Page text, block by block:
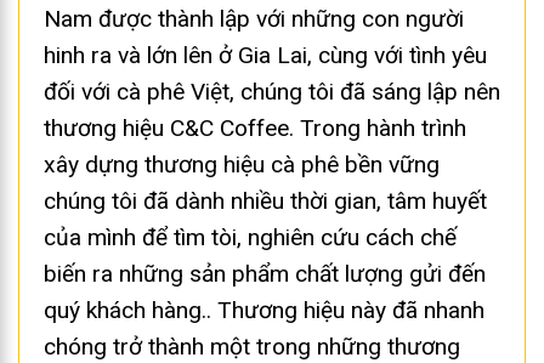
Nam được thành lập với những con người
hinh ra và lớn lên ở Gia Lai, cùng với tình yêu
đối với cà phê Việt, chúng tôi đã sáng lập nên
thương hiệu C&C Coffee. Trong hành trình
xây dựng thương hiệu cà phê bền vững
chúng tôi đã dành nhiều thời gian, tâm huyết
của mình để tìm tòi, nghiên cứu cách chế
biến ra những sản phẩm chất lượng gửi đến
quý khách hàng.. Thương hiệu này đã nhanh
chóng trở thành một trong những thương